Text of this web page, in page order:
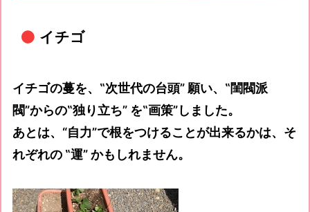
イチゴ
イチゴの蔓を、‟次世代の台頭” 願い、‟閨閥派
閥”からの‟独り立ち” を‟画策”しました。
あとは、“自力”で根をつけることが出来るかは、そ
れぞれの ‟運” かもしれません。